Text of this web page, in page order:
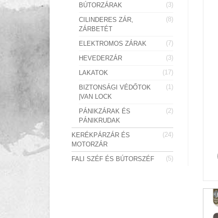
BÚTORZÁRAK (3)
CILINDERES ZÁR,
ZÁRBETÉT
(8)
ELEKTROMOS ZÁRAK (7)
HEVEDERZÁR (3)
LAKATOK (17)
BIZTONSÁGI VÉDŐTOK
|VAN LOCK
(1)
PÁNIKZÁRAK ÉS
PÁNIKRUDAK
(2)
KERÉKPÁRZÁR ÉS
MOTORZÁR
(24)
FALI SZÉF ÉS BÚTORSZÉF (5)